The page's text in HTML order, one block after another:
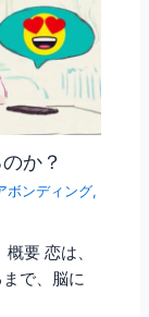
か？
ボンディング,
要 恋は、
で、脳に